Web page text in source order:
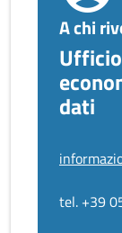
A chi
dati
tel. +39